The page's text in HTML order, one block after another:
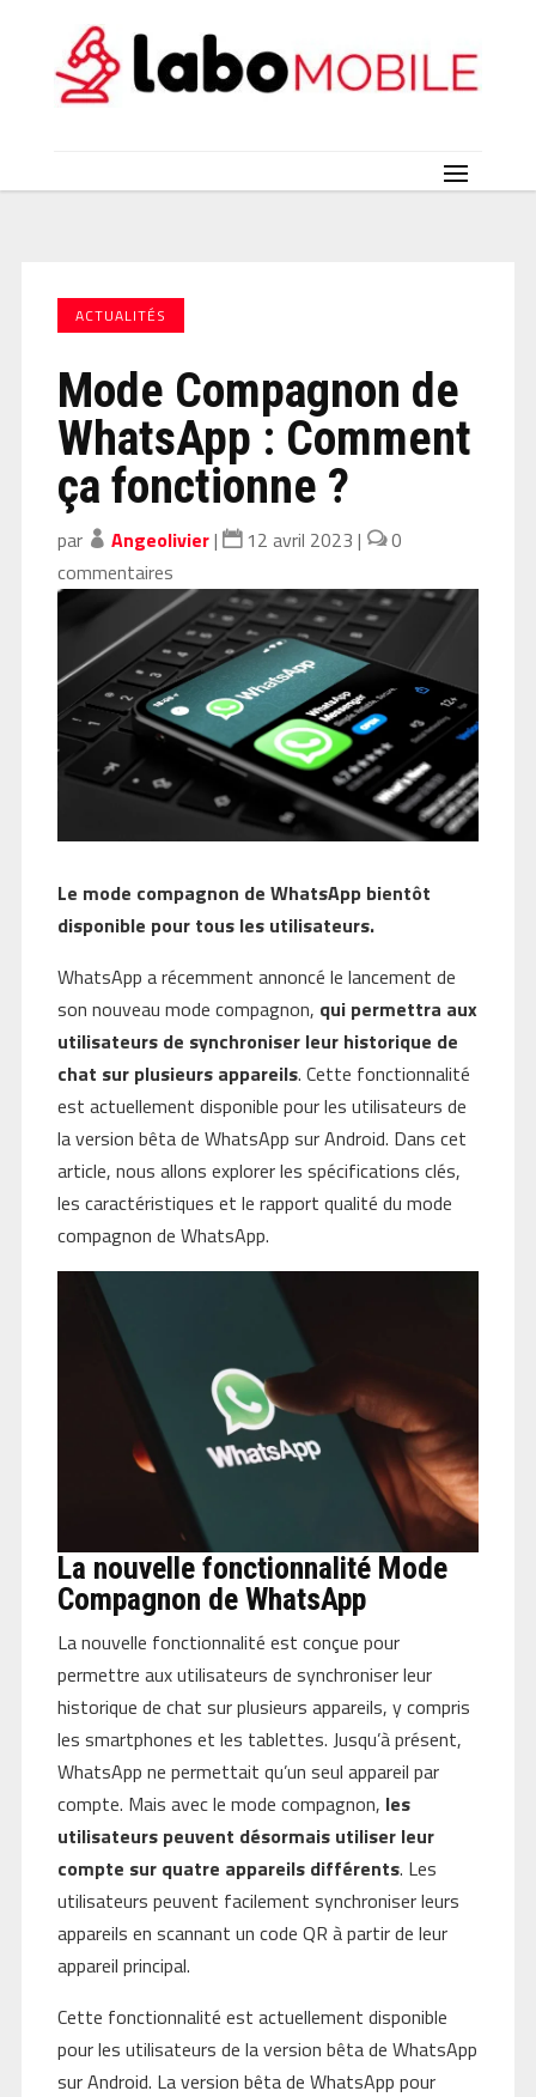
ACTUALITÉS
Mode Compagnon de
WhatsApp : Comment
ça fonctionne ?
par Angeolivier| 12 avril 2023 |
0
commentaires
Le mode compagnon de WhatsApp bientôt
disponible pour tous les utilisateurs.
WhatsApp a récemment annoncé le lancement de
son nouveau mode compagnon, qui permettra aux
utilisateurs de synchroniser leur historique de
chat sur plusieurs appareils. Cette fonctionnalité
est actuellement disponible pour les utilisateurs de
la version bêta de WhatsApp sur Android. Dans cet
article, nous allons explorer les spécifications clés,
les caractéristiques et le rapport qualité du mode
compagnon de WhatsApp.
La nouvelle fonctionnalité Mode
Compagnon de WhatsApp
La nouvelle fonctionnalité est conçue pour
permettre aux utilisateurs de synchroniser leur
historique de chat sur plusieurs appareils, y compris
les smartphones et les tablettes. Jusqu’à présent,
WhatsApp ne permettait qu’un seul appareil par
compte. Mais avec le mode compagnon, les
utilisateurs peuvent désormais utiliser leur
compte sur quatre appareils différents. Les
utilisateurs peuvent facilement synchroniser leurs
appareils en scannant un code QR à partir de leur
appareil principal.
Cette fonctionnalité est actuellement disponible
pour les utilisateurs de la version bêta de WhatsApp
sur Android. La version bêta de WhatsApp pour